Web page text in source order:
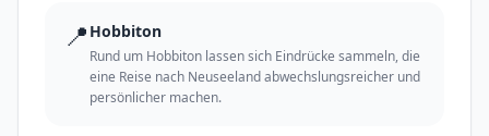
📍 Hobbiton
Rund um Hobbiton lassen sich Eindrücke sammeln, die
eine Reise nach Neuseeland abwechslungsreicher und
persönlicher machen.